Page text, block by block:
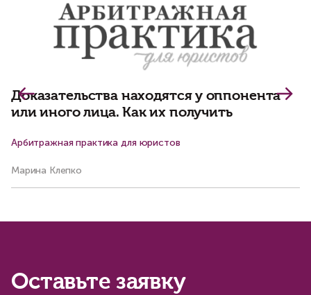
Доказательства находятся у оппонента
или иного лица. Как их получить
Арбитражная практика для юристов
Марина Клепко
Оставьте заявку